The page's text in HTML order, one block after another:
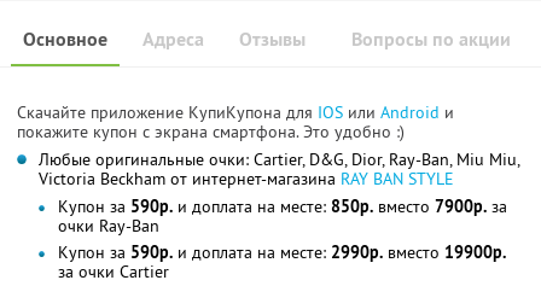
Основное Отзывы Вопросы по акции
Адреса
Скачайте приложение КупиКупона для IOS или Android и
покажите купон с экрана смартфона. Это удобно :)
Любые оригинальные очки: Cartier, D&G, Dior, Ray-Ban, Miu Miu,
Victoria Beckham от интернет-магазина RAY BAN STYLE
Купон за 590р. и доплата на месте: 850р. вместо 7900р. за
очки Ray-Ban
Купон за 590р. и доплата на месте: 2990р. вместо 19900р.
за очки Cartier